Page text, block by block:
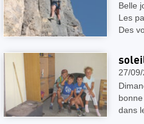
Belle
Les
Des
27/
dans